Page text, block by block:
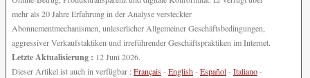
mehr als 20 Jahre Erfahrung in der Analyse versteckter
Abonnementmechanismen, unleserlicher Allgemeiner Geschäftsbedingungen,
aggressiver Verkaufstaktiken und irreführender Geschäftspraktiken im Internet.
Letzte Aktualisierung : 12 Juni 2026.
Dieser Artikel ist auch in verfügbar :Français-English-Español-Italiano-